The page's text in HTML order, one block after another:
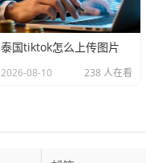
泰国tiktok怎么上传图片
2026-08-10 238 人在看